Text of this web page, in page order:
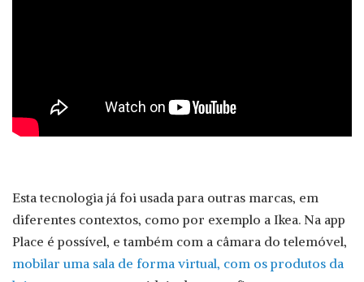
Esta tecnologia já foi usada para outras marcas, em
diferentes contextos, como por exemplo a Ikea. Na app
Place é possível, e também com a câmara do telemóvel,
mobilar uma sala de forma virtual, com os produtos da